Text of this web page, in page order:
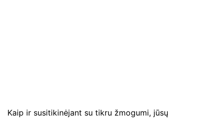
Kaip ir susitikinėjant su tikru žmogumi, jūsų